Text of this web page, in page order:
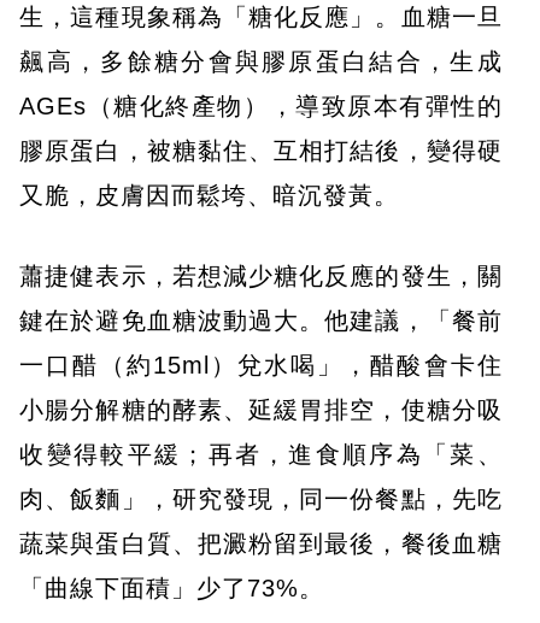
生，這種現象稱為「糖化反應」。血糖一旦
飆高，多餘糖分會與膠原蛋白結合，生成
AGEs（糖化終產物），導致原本有彈性的
膠原蛋白，被糖黏住、互相打結後，變得硬
又脆，皮膚因而鬆垮、暗沉發黃。
蕭捷健表示，若想減少糖化反應的發生，關
鍵在於避免血糖波動過大。他建議，「餐前
一口醋（約15ml）兌水喝」，醋酸會卡住
小腸分解糖的酵素、延緩胃排空，使糖分吸
收變得較平緩；再者，進食順序為「菜、
肉、飯麵」，研究發現，同一份餐點，先吃
蔬菜與蛋白質、把澱粉留到最後，餐後血糖
「曲線下面積」少了73%。